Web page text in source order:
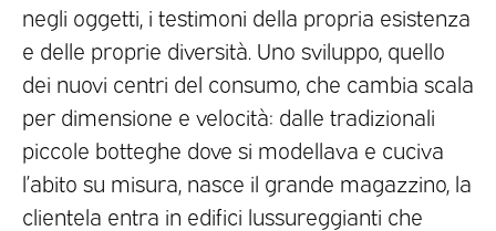
negli oggetti, i testimoni della propria esistenza
e delle proprie diversità. Uno sviluppo, quello
dei nuovi centri del consumo, che cambia scala
per dimensione e velocità: dalle tradizionali
piccole botteghe dove si modellava e cuciva
l’abito su misura, nasce il grande magazzino, la
clientela entra in edifici lussureggianti che